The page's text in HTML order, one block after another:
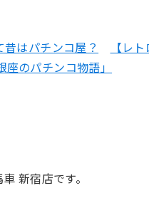
はパチンコ屋？
【レ
のパチンコ物語」
新宿店です。